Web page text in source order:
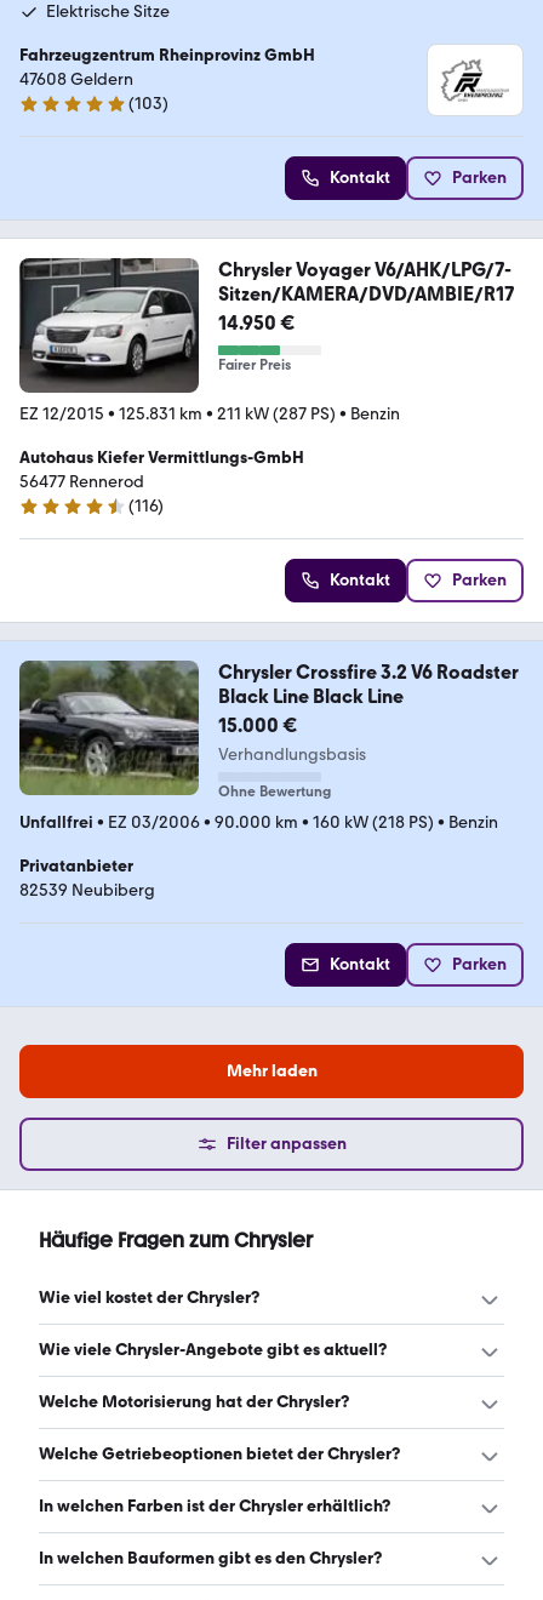
Elektrische Sitze
Fahrzeugzentrum Rheinprovinz GmbH
47608 Geldern
4.9 Sterne
(103)
Kontakt Parken
Chrysler Voyager V6/AHK/LPG/7-
Sitzen/KAMERA/DVD/AMBIE/R17
14.950 €
Fairer Preis
EZ 12/2015 • 125.831 km • 211 kW (287 PS) • Benzin
Autohaus Kiefer Vermittlungs-GmbH
56477 Rennerod
4.6 Sterne
(116)
Kontakt Parken
Chrysler Crossfire 3.2 V6 Roadster
Black Line Black Line
15.000 €
Verhandlungsbasis
Ohne Bewertung
Unfallfrei • EZ 03/2006• 90.000 km • 160 kW (218 PS) • Benzin
Privatanbieter
82539 Neubiberg
Kontakt Parken
Mehr laden
Filter anpassen
Häufige Fragen zum Chrysler
Wie viel kostet der Chrysler?
Ein guter Preis für einen Chrysler liegt zwischen 2.800 €
Wie viele Chrysler-Angebote gibt es aktuell?
Es gibt insgesamt 1.137 Chrysler bei mobile.de, davon 1.119
Welche Motorisierung hat der Chrysler?
Der Chrysler hat Leistungen zwischen 121 und 340 PS.
Welche Getriebeoptionen bietet der Chrysler?
Der Chrysler ist mit automatischem, manuellem und
8.8.2026)
In welchen Farben ist der Chrysler erhältlich?
Den Chrysler gibt es in folgenden Farben: schwarz, silber,
In welchen Bauformen gibt es den Chrysler?